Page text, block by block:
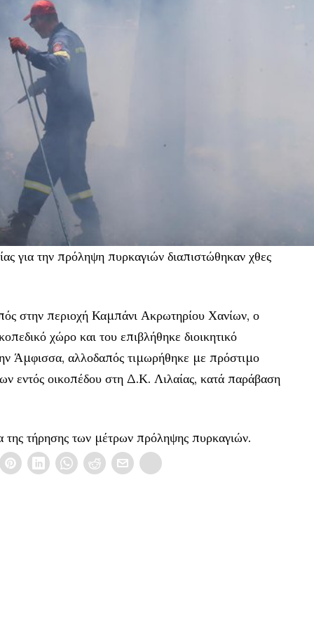
για την πρόληψη πυρκαγιών διαπιστώθηκαν χθες
στην περιοχή Καμπάνι Ακρωτηρίου Χανίων, ο
χώρο και του επιβλήθηκε διοικητικό
Άμφισσα, αλλοδαπός τιμωρήθηκε με πρόστιμο
εντός οικοπέδου στη Δ.Κ. Λιλαίας, κατά παράβαση
της τήρησης των μέτρων πρόληψης πυρκαγιών.